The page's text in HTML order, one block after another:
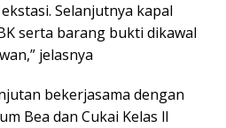
Selanjutnya kapal
serta barang bukti dikawal
jelasnya
bekerjasama dengan
Bea dan Cukai Kelas ll